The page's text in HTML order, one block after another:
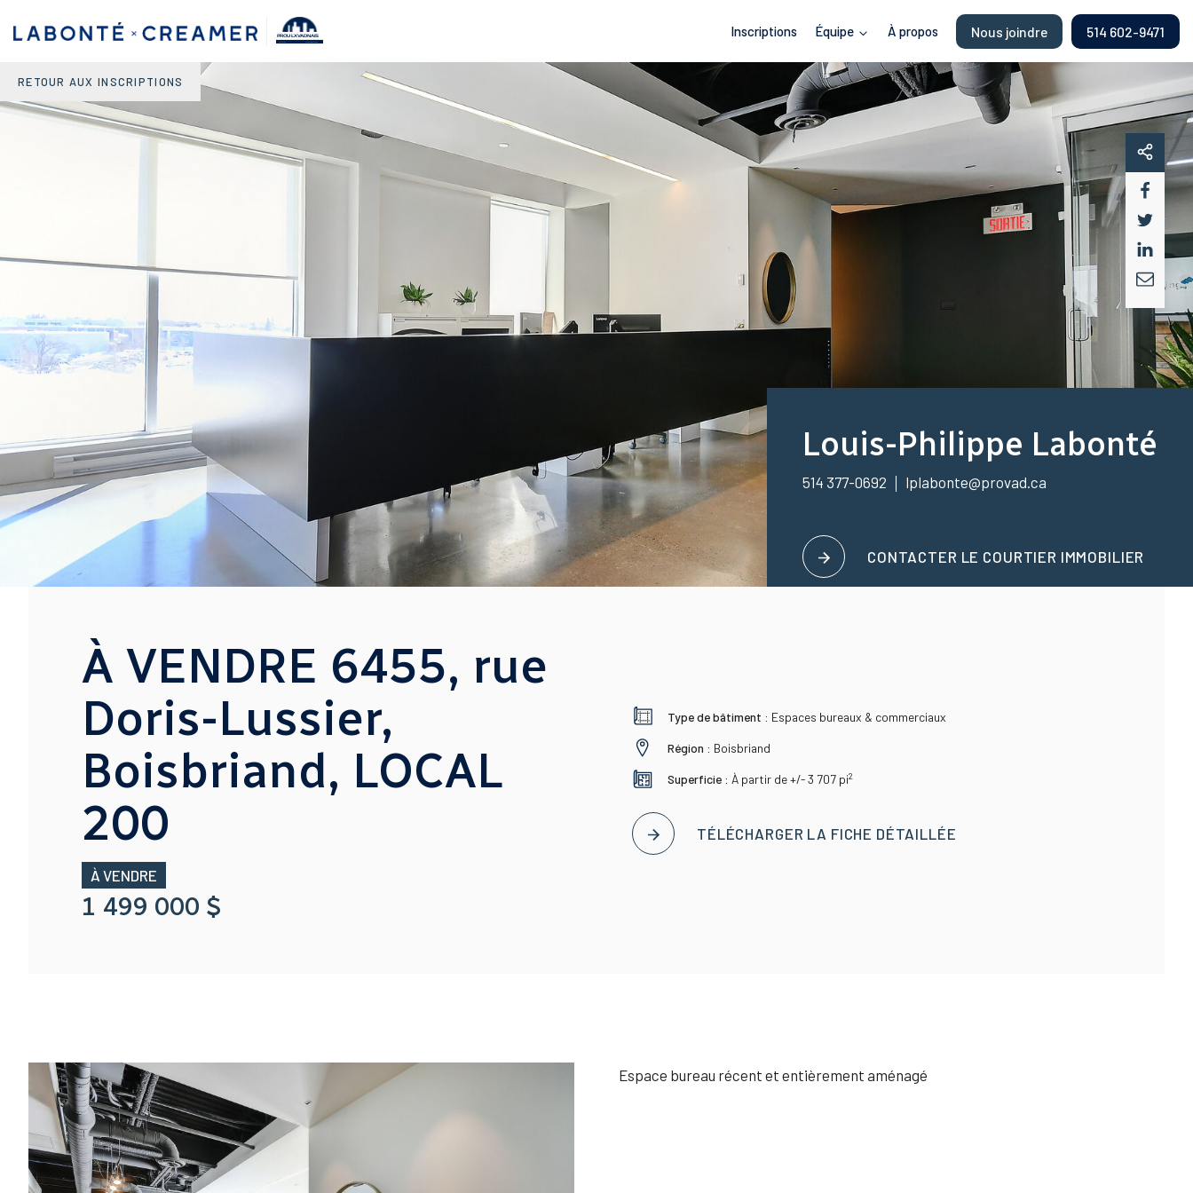
PROULX VADNAIS Inscriptions Équipe À propos Nous joindre 514 602-9471
RETOUR AUX INSCRIPTIONS
Louis-Philippe Labonté
514 377-0692 lplabonte@provad.ca
CONTACTER LE COURTIER IMMOBILIER
À VENDRE 6455, rue
Doris-Lussier,
Boisbriand, LOCAL
200
À VENDRE
1 499 000 $
Type de bâtiment : Espaces bureaux & commerciaux
Région : Boisbriand
Superficie : À partir de +/- 3 707 pi2
TÉLÉCHARGER LA FICHE DÉTAILLÉE
Espace bureau récent et entièrement aménagé